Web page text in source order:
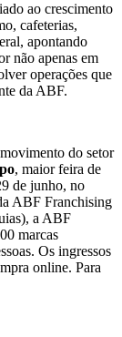
ao crescimento
cafeterias,
apontando
não apenas em
operações que
da ABF.
do setor
, maior feira de
de junho, no
ABF Franchising
a ABF
marcas
Os ingressos
online. Para